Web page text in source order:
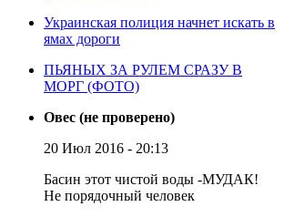
Украинская полиция начнет искать в
ямах дороги
ПЬЯНЫХ ЗА РУЛЕМ СРАЗУ В
МОРГ (ФОТО)
Овес (не проверено)
20 Июл 2016 - 20:13
Басин этот чистой воды -МУДАК!
Не порядочный человек